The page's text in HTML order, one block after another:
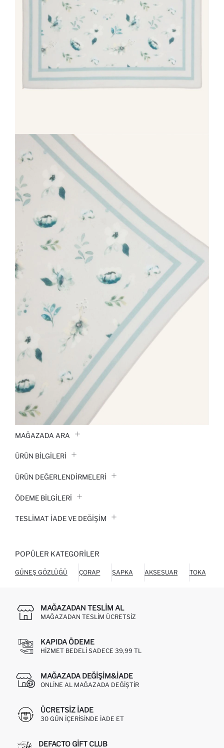
MAĞAZADA ARA
ÜRÜN BILGILERI
ÜRÜN DEĞERLENDİRMELERİ
ÖDEME BİLGİLERİ
TESLIMAT İADE VE DEĞIŞIM
POPÜLER KATEGORILER
GÜNEŞ GÖZLÜĞÜ ÇORAP ŞAPKA AKSESUAR TOKA
MAĞAZADAN TESLIM AL
MAĞAZADAN TESLIM ÜCRETSIZ
KAPIDA ÖDEME
HIZMET BEDELI SADECE 39,99 TL
MAĞAZADA DEĞIŞIM&İADE
ONLINE AL MAĞAZADA DEĞIŞTIR
ÜCRETSIZ IADE
30 GÜN IÇERISINDE IADE ET
DEFACTO GIFT CLUB